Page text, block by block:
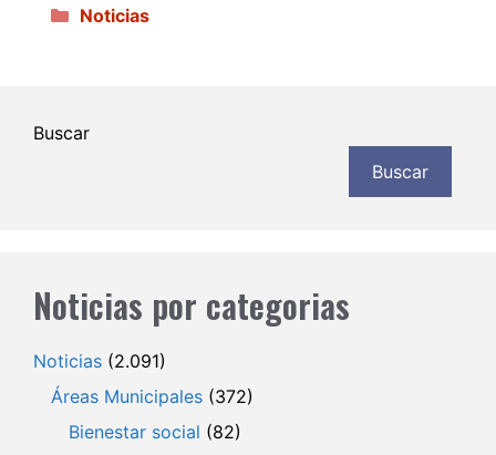
Categorías
Noticias
Buscar
Buscar
Noticias por categorias
Noticias (2.091)
Áreas Municipales (372)
Bienestar social (82)